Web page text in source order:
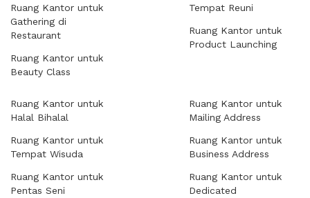
Ruang Kantor untuk
Gathering di
Restaurant
Ruang Kantor untuk
Beauty Class
Tempat Reuni
Ruang Kantor untuk
Product Launching
Ruang Kantor untuk
Halal Bihalal
Ruang Kantor untuk
Tempat Wisuda
Ruang Kantor untuk
Pentas Seni
Ruang Kantor untuk
Mailing Address
Ruang Kantor untuk
Business Address
Ruang Kantor untuk
Dedicated